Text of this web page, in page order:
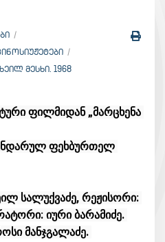
ᲛᲔᲡᲮᲘ. 1968
ფილმიდან „მარცხენა
ფეხბურთელ
სალუქვაძე, რეჟისორი:
იური ბარამიძე.
მანჯგალაძე.